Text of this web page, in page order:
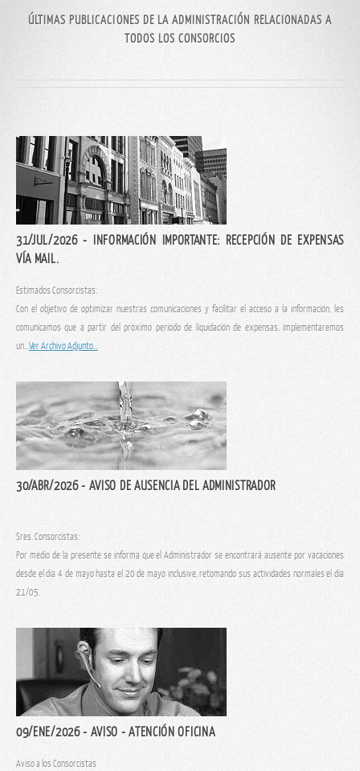
ÚLTIMAS PUBLICACIONES DE LA ADMINISTRACIÓN RELACIONADAS A
TODOS LOS CONSORCIOS
31/JUL/2026 - INFORMACIÓN IMPORTANTE: RECEPCIÓN DE EXPENSAS
VÍA MAIL.
Estimados Consorcistas:
Con el objetivo de optimizar nuestras comunicaciones y facilitar el acceso a la información, les
comunicamos que a partir del próximo período de liquidación de expensas, implementaremos
un... Ver Archivo Adjunto...
30/ABR/2026 - AVISO DE AUSENCIA DEL ADMINISTRADOR
Sres. Consorcistas:
Por medio de la presente se informa que el Administrador se encontrará ausente por vacaciones
desde el día 4 de mayo hasta el 20 de mayo inclusive, retomando sus actividades normales el día
21/05.
09/ENE/2026 - AVISO - ATENCIÓN OFICINA
Aviso a los Consorcistas